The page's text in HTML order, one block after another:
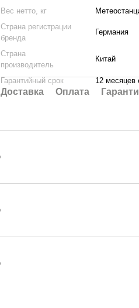
Вес нетто, кг
Страна регистрации
бренда
Германия
Страна
производитель
Китай
Гарантийный срок 12 месяцев
Доставка Оплата